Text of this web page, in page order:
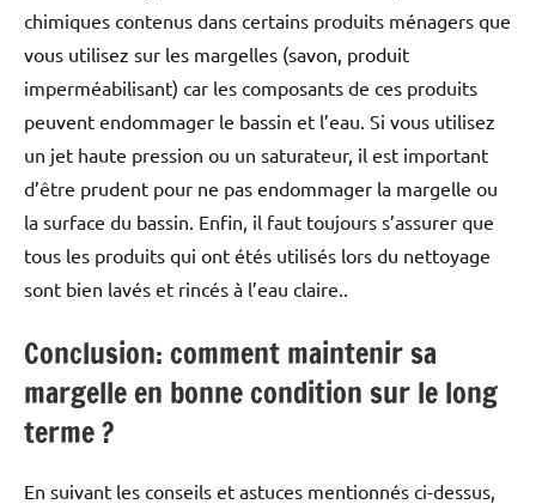
chimiques contenus dans certains produits ménagers que
vous utilisez sur les margelles (savon, produit
imperméabilisant) car les composants de ces produits
peuvent endommager le bassin et l’eau. Si vous utilisez
un jet haute pression ou un saturateur, il est important
d’être prudent pour ne pas endommager la margelle ou
la surface du bassin. Enfin, il faut toujours s’assurer que
tous les produits qui ont étés utilisés lors du nettoyage
sont bien lavés et rincés à l’eau claire..
Conclusion: comment maintenir sa
margelle en bonne condition sur le long
terme ?
En suivant les conseils et astuces mentionnés ci-dessus,